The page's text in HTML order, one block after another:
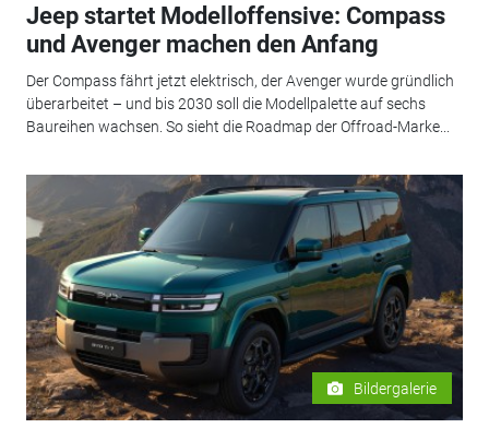
Jeep startet Modelloffensive: Compass
und Avenger machen den Anfang
Der Compass fährt jetzt elektrisch, der Avenger wurde gründlich
überarbeitet – und bis 2030 soll die Modellpalette auf sechs
Baureihen wachsen. So sieht die Roadmap der Offroad-Marke...
Bildergalerie